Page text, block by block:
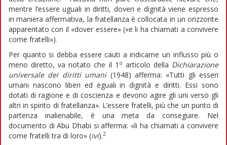
mentre l’essere uguali in diritti, doveri e dignità viene espresso
in maniera affermativa, la fratellanza è collocata in un orizzonte
apparentato con il «dover essere» («e li ha chiamati a convivere
come fratelli»).
Per quanto si debba essere cauti a indicarne un influsso più o
meno diretto, va notato che il 1 o articolo della Dichiarazione
universale dei diritti umani(1948) afferma: «Tutti gli esseri
umani nascono liberi ed eguali in dignità e diritti. Essi sono
dotati di ragione e di coscienza e devono agire gli uni verso gli
altri in spirito di fratellanza». L’essere fratelli, più che un punto di
partenza inalienabile, è una meta da conseguire. Nel
documento di Abu Dhabi si afferma: «li ha chiamati a convivere
come fratelli tra di loro» (ivi).2